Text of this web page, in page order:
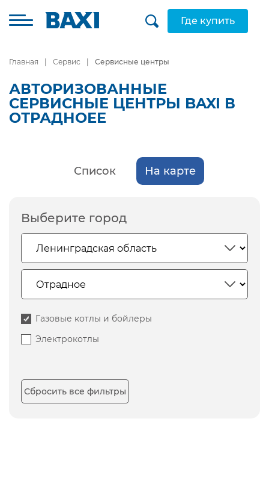
Где купить
Главная Сервис Сервисные центры
АВТОРИЗОВАННЫЕ
СЕРВИСНЫЕ ЦЕНТРЫ BAXI В
ОТРАДНОЕЕ
Список На карте
Выберите город
Газовые котлы и бойлеры
Электрокотлы
Сбросить все фильтры